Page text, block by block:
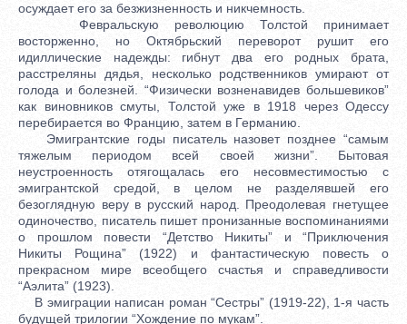
осуждает его за безжизненность и никчемность.
Февральскую революцию Толстой принимает
восторженно, но Октябрьский переворот рушит его
идиллические надежды: гибнут два его родных брата,
расстреляны дядья, несколько родственников умирают от
голода и болезней. “Физически возненавидев большевиков”
как виновников смуты, Толстой уже в 1918 через Одессу
перебирается во Францию, затем в Германию.
Эмигрантские годы писатель назовет позднее “самым
тяжелым периодом всей своей жизни”. Бытовая
неустроенность отягощалась его несовместимостью с
эмигрантской средой, в целом не разделявшей его
безоглядную веру в русский народ. Преодолевая гнетущее
одиночество, писатель пишет пронизанные воспоминаниями
о прошлом повести “Детство Никиты” и “Приключения
Никиты Рощина” (1922) и фантастическую повесть о
прекрасном мире всеобщего счастья и справедливости
“Аэлита” (1923).
В эмиграции написан роман “Сестры” (1919-22), 1-я часть
будущей трилогии “Хождение по мукам”.